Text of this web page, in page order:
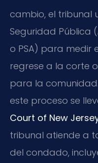
cambio, el tribunal
Seguridad Pública (
o PSA) para medir
regrese a la corte
para la
este proceso se
Court of New
tribunal atiende a
del condado,